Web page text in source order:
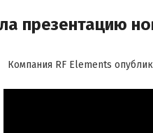
презентацию
Компания RF Elements